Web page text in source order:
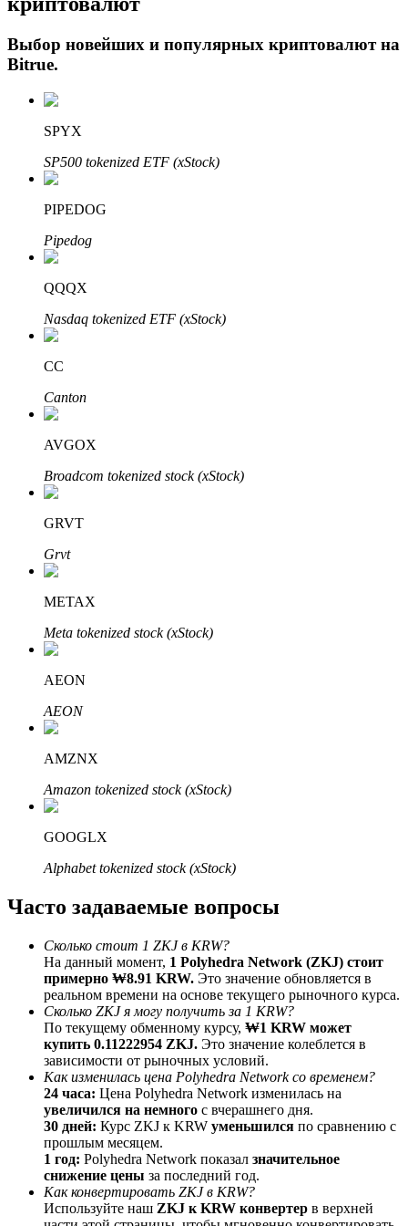
Авто Инвест
Получите долгосрочную прибыль и гибкие проценты
Изучите стейкинг
Партнеры Bitrue
До 65% комиссии!
Реферал
Пригласите друга, чтобы получить денежные
вознаграждения
BTC Welcome Rewards
Выбор новейших и популярных криптовалют на
Bitrue.
SPYX
SP500 tokenized ETF (xStock)
PIPEDOG
Pipedog
QQQX
Nasdaq tokenized ETF (xStock)
CC
Canton
AVGOX
Broadcom tokenized stock (xStock)
GRVT
Grvt
METAX
Meta tokenized stock (xStock)
AEON
AEON
AMZNX
Amazon tokenized stock (xStock)
GOOGLX
Alphabet tokenized stock (xStock)
Часто задаваемые вопросы
Сколько стоит 1 ZKJ в KRW?
На данный момент, 1 Polyhedra Network (ZKJ) стоит
примерно ₩8.91 KRW. Это значение обновляется в
реальном времени на основе текущего рыночного курса.
Сколько ZKJ я могу получить за 1 KRW?
По текущему обменному курсу, ₩1 KRW может
купить 0.11222954 ZKJ. Это значение колеблется в
зависимости от рыночных условий.
Как изменилась цена Polyhedra Network со временем?
24 часа: Цена Polyhedra Network изменилась на
увеличился на немного с вчерашнего дня.
30 дней: Курс ZKJ к KRW уменьшился по сравнению с
прошлым месяцем.
1 год: Polyhedra Network показал значительное
снижение цены за последний год.
Как конвертировать ZKJ в KRW?
Используйте наш ZKJ к KRW конвертер в верхней